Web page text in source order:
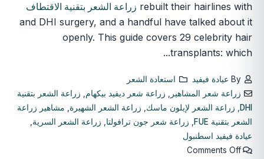
rebuilt their hairlines with زراعة الشعر بتقنية الاقتطاف
and DHI surgery, and a handful have talked about it
openly. This guide covers 29 celebrity hair
transplants: which...
By عيادة فيفيد
استعادة الشعر
زراعة شعر المشاهير
زراعة شعر ديفيد بيكهام
زراعة الشعر بتقنية
DHI
زراعة الشعر لإيلون ماسك زراعة الشعر الشهيرة
مشاهير زراعة
الشعر بتقنية FUE
زراعة شعر جون ترافولتا زراعة الشعر السرية
عيادة فيفيد اسطنبول
Comments Off